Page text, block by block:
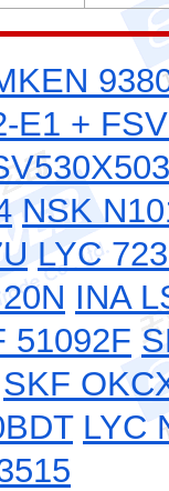
E1 +
NSK
LYC
INA
51092F
SKF
LYC